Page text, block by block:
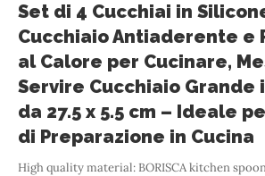
Set di 4 Cucchiai in
Cucchiaio Antiaderente e
al Calore per Cucinare,
Servire Cucchiaio Grande
da 27.5 x 5.5 cm – Ideale
di Preparazione in Cucina
High quality material: BORISCA kitchen